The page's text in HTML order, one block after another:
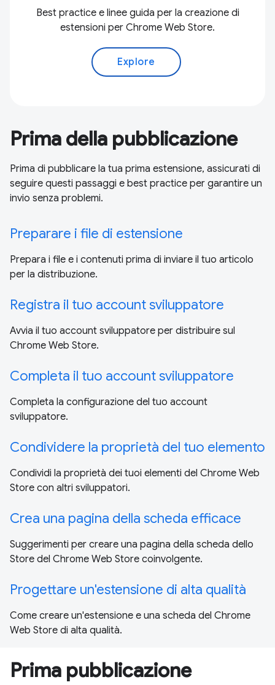
Best practice e linee guida per la creazione di
estensioni per Chrome Web Store.
Explore
Prima della pubblicazione
Prima di pubblicare la tua prima estensione, assicurati di
seguire questi passaggi e best practice per garantire un
invio senza problemi.
Preparare i file di estensione
Prepara i file e i contenuti prima di inviare il tuo articolo
per la distribuzione.
Registra il tuo account sviluppatore
Avvia il tuo account sviluppatore per distribuire sul
Chrome Web Store.
Completa il tuo account sviluppatore
Completa la configurazione del tuo account
sviluppatore.
Condividere la proprietà del tuo elemento
Condividi la proprietà dei tuoi elementi del Chrome Web
Store con altri sviluppatori.
Crea una pagina della scheda efficace
Suggerimenti per creare una pagina della scheda dello
Store del Chrome Web Store coinvolgente.
Progettare un'estensione di alta qualità
Come creare un'estensione e una scheda del Chrome
Web Store di alta qualità.
Prima pubblicazione